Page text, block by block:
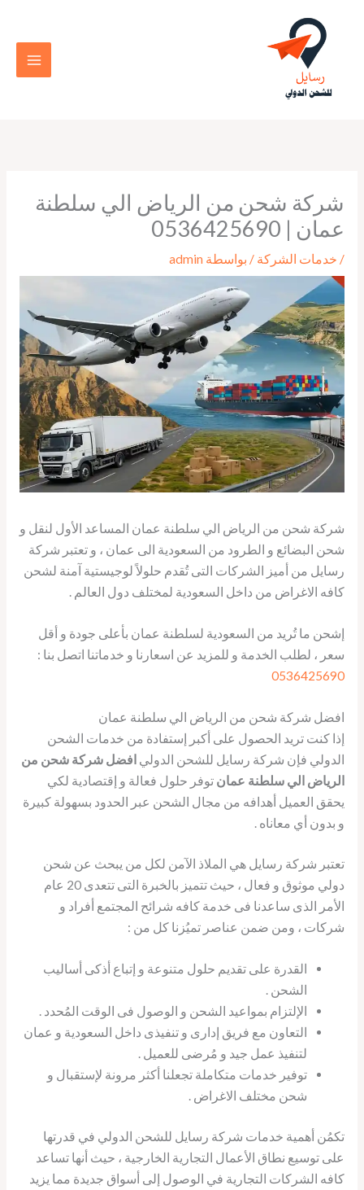
المحتوى
شركة شحن من الرياض الي سلطنة
عمان | 0536425690
/ خدمات الشركة / بواسطة admin
شركة شحن من الرياض الي سلطنة عمان المساعد الأول لنقل و
شحن البضائع و الطرود من السعودية الى عمان ، و تعتبر شركة
رسايل من أميز الشركات التى تُقدم حلولاً لوجيستية آمنة لشحن
كافه الاغراض من داخل السعودية لمختلف دول العالم .
إشحن ما تُريد من السعودية لسلطنة عمان بأعلى جودة و أقل
سعر ، لطلب الخدمة و للمزيد عن اسعارنا و خدماتنا اتصل بنا :
0536425690
افضل شركة شحن من الرياض الي سلطنة عمان
إذا كنت تريد الحصول على أكبر إستفادة من خدمات الشحن
الدولي فإن شركة رسايل للشحن الدولي افضل شركة شحن من
الرياض الي سلطنة عمان توفر حلول فعالة و إقتصادية لكي
يحقق العميل أهدافه من مجال الشحن عبر الحدود بسهولة كبيرة
و بدون أي معاناه .
تعتبر شركة رسايل هي الملاذ الآمن لكل من يبحث عن شحن
دولي موثوق و فعال ، حيث تتميز بالخبرة التى تتعدى 20 عام
الأمر الذى ساعدنا فى خدمة كافه شرائح المجتمع أفراد و
شركات ، ومن ضمن عناصر تميُزنا كل من :
القدرة على تقديم حلول متنوعة و إتباع أذكى أساليب
الشحن .
الإلتزام بمواعيد الشحن و الوصول فى الوقت المُحدد .
التعاون مع فريق إدارى و تنفيذى داخل السعودية و عمان
لتنفيذ عمل جيد و مُرضى للعميل .
توفير خدمات متكاملة تجعلنا أكثر مرونة لإستقبال و
شحن مختلف الاغراض .
تكمُن أهمية خدمات شركة رسايل للشحن الدولي في قدرتها
على توسيع نطاق الأعمال التجارية الخارجية ، حيث أنها تساعد
كافه الشركات التجارية في الوصول إلى أسواق جديدة مما يزيد